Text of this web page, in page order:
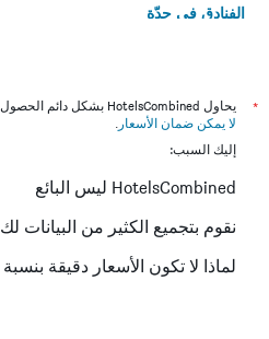
الفنادق في جدّة
*
يحاول HotelsCombined بشكل دائم الحصول على الأسعار الدقيقة، ولكن
لا يمكن ضمان الأسعار .
إليك السبب:
HotelsCombined ليس البائع
نقوم بتجميع الكثير من البيانات لك
لماذا لا تكون الأسعار دقيقة بنسبة 100٪؟